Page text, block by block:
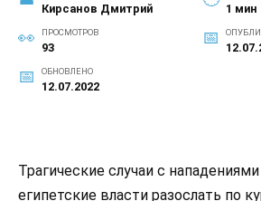
Кирсанов Дмитрий 1 мин
ПРОСМОТРОВ
93
ОБНОВЛЕНО
12.07.2022
Трагические случаи с
египетские власти разослать по